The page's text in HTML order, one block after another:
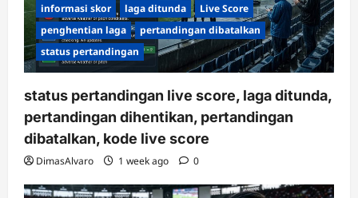
informasi skor laga ditunda
Live Score
penghentian laga
pertandingan dibatalkan
status pertandingan
status pertandingan live score, laga ditunda,
pertandingan dihentikan, pertandingan
dibatalkan, kode live score
DimasAlvaro 1 week ago 0